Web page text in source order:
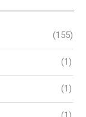
(155)
(1)
(1)